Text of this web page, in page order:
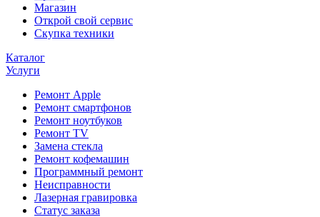
Магазин
Открой свой сервис
Скупка техники
Каталог
Услуги
Ремонт Apple
Ремонт смартфонов
Ремонт ноутбуков
Ремонт TV
Замена стекла
Ремонт кофемашин
Программный ремонт
Неисправности
Лазерная гравировка
Статус заказа